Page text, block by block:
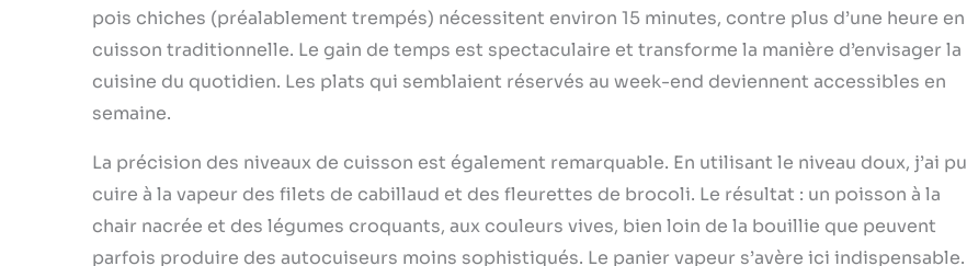
pois chiches (préalablement trempés) nécessitent environ 15 minutes, contre plus d’une heure en
cuisson traditionnelle. Le gain de temps est spectaculaire et transforme la manière d’envisager la
cuisine du quotidien. Les plats qui semblaient réservés au week-end deviennent accessibles en
semaine.
La précision des niveaux de cuisson est également remarquable. En utilisant le niveau doux, j’ai pu
cuire à la vapeur des filets de cabillaud et des fleurettes de brocoli. Le résultat : un poisson à la
chair nacrée et des légumes croquants, aux couleurs vives, bien loin de la bouillie que peuvent
parfois produire des autocuiseurs moins sophistiqués. Le panier vapeur s’avère ici indispensable.